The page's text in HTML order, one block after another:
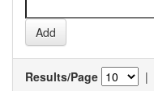
Results/Page |